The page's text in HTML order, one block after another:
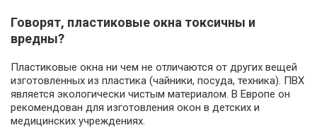
Говорят, пластиковые окна токсичны и
вредны?
Пластиковые окна ни чем не отличаются от других вещей
изготовленных из пластика (чайники, посуда, техника). ПВХ
является экологически чистым материалом. В Европе он
рекомендован для изготовления окон в детских и
медицинских учреждениях.